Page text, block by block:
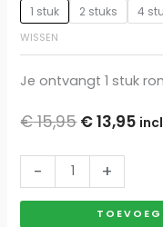
1 stuk 2 stuks 4
WISSEN
Je ontvangt 1 stuk
€15,95€13,95
- +